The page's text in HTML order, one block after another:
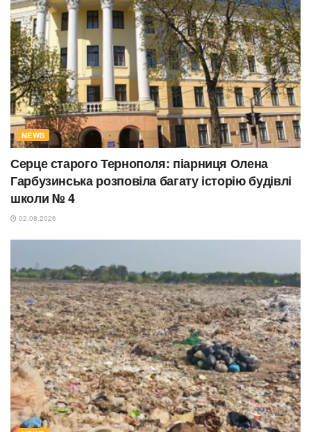
NEWS
Серце старого Тернополя: піарниця Олена
Гарбузинська розповіла багату історію будівлі
школи № 4
02.08.2026